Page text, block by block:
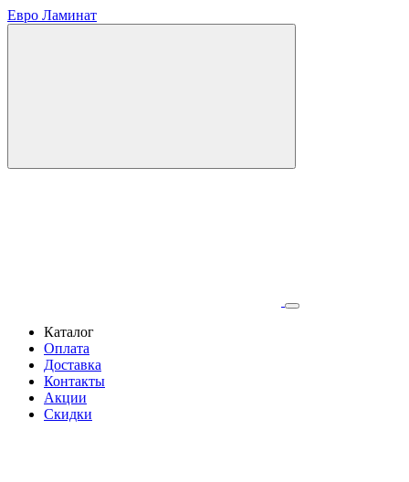
Евро Ламинат
Каталог
Оплата
Доставка
Контакты
Акции
Скидки